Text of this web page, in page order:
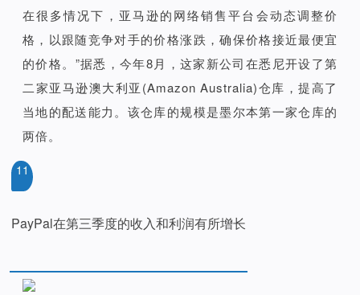
在很多情况下，亚马逊的网络销售平台会动态调整价
格，以跟随竞争对手的价格涨跌，确保价格接近最便宜
的价格。”据悉，今年8月，这家新公司在悉尼开设了第
二家亚马逊澳大利亚(Amazon Australia)仓库，提高了
当地的配送能力。该仓库的规模是墨尔本第一家仓库的
两倍。
11
PayPal在第三季度的收入和利润有所增长